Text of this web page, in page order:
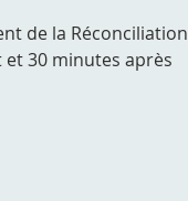
de la Réconciliation
et 30 minutes après